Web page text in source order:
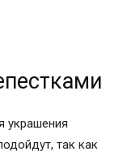
украшения
так как